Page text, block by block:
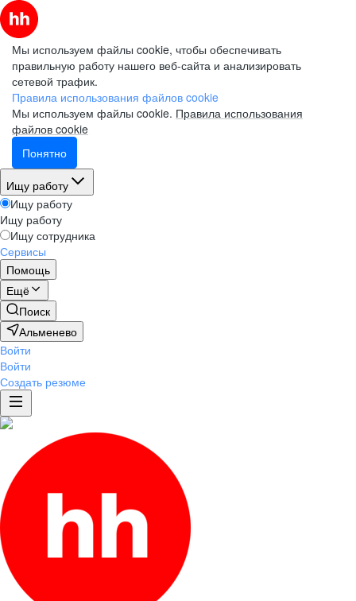
Мы используем файлы cookie, чтобы обеспечивать
правильную работу нашего веб-сайта и анализировать
сетевой трафик.
Правила использования файлов cookie
Мы используем файлы cookie. Правила использования
файлов cookie
Понятно
Ищу работу
Ищу работу
Ищу работу
Ищу сотрудника
Сервисы
Помощь
Ещё
Поиск
Альменево
Войти
Войти
Создать резюме